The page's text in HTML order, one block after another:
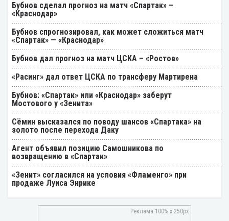
Бубнов сделал прогноз на матч «Спартак» –
«Краснодар»
Бубнов спрогнозировал, как может сложиться матч
«Спартак» — «Краснодар»
Бубнов дал прогноз на матч ЦСКА – «Ростов»
«Расинг» дал ответ ЦСКА по трансферу Мартирена
Бубнов: «Спартак» или «Краснодар» заберут
Мостового у «Зенита»
Cёмин высказался по поводу шансов «Спартака» на
золото после перехода Даку
Агент объявил позицию Самошникова по
возвращению в «Спартак»
«Зенит» согласился на условия «Фламенго» при
продаже Луиса Энрике